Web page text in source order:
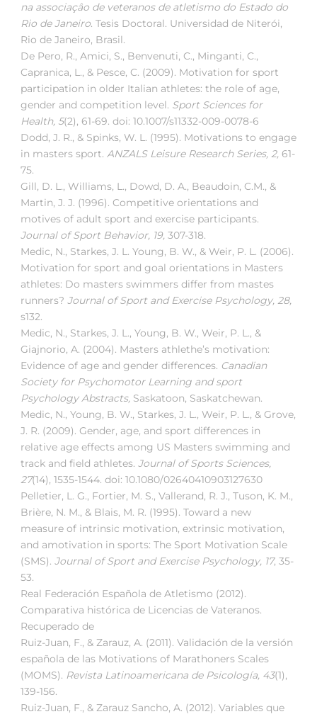
na associaçâo de veteranos de atletismo do Estado do
Rio de Janeiro. Tesis Doctoral. Universidad de Niterói,
Rio de Janeiro, Brasil.
De Pero, R., Amici, S., Benvenuti, C., Minganti, C.,
Capranica, L., & Pesce, C. (2009). Motivation for sport
participation in older Italian athletes: the role of age,
gender and competition level. Sport Sciences for
Health, 5(2), 61-69. doi: 10.1007/s11332-009-0078-6
Dodd, J. R., & Spinks, W. L. (1995). Motivations to engage
in masters sport. ANZALS Leisure Research Series, 2, 61-
75.
Gill, D. L., Williams, L., Dowd, D. A., Beaudoin, C.M., &
Martin, J. J. (1996). Competitive orientations and
motives of adult sport and exercise participants.
Journal of Sport Behavior, 19, 307-318.
Medic, N., Starkes, J. L. Young, B. W., & Weir, P. L. (2006).
Motivation for sport and goal orientations in Masters
athletes: Do masters swimmers differ from mastes
runners? Journal of Sport and Exercise Psychology, 28,
s132.
Medic, N., Starkes, J. L., Young, B. W., Weir, P. L., &
Giajnorio, A. (2004). Masters athlethe’s motivation:
Evidence of age and gender differences. Canadian
Society for Psychomotor Learning and sport
Psychology Abstracts, Saskatoon, Saskatchewan.
Medic, N., Young, B. W., Starkes, J. L., Weir, P. L., & Grove,
J. R. (2009). Gender, age, and sport differences in
relative age effects among US Masters swimming and
track and field athletes. Journal of Sports Sciences,
27(14), 1535-1544. doi: 10.1080/02640410903127630
Pelletier, L. G., Fortier, M. S., Vallerand, R. J., Tuson, K. M.,
Brière, N. M., & Blais, M. R. (1995). Toward a new
measure of intrinsic motivation, extrinsic motivation,
and amotivation in sports: The Sport Motivation Scale
(SMS). Journal of Sport and Exercise Psychology, 17, 35-
53.
Real Federación Española de Atletismo (2012).
Comparativa histórica de Licencias de Vateranos.
Recuperado de
Ruiz-Juan, F., & Zarauz, A. (2011). Validación de la versión
española de las Motivations of Marathoners Scales
(MOMS). Revista Latinoamericana de Psicología, 43(1),
139-156.
Ruiz-Juan, F., & Zarauz Sancho, A. (2012). Variables que